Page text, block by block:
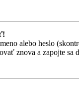
alebo heslo
znova a zapojte sa